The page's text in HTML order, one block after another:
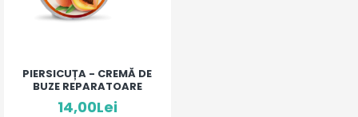
PIERSICUȚA - CREMĂ DE
BUZE REPARATOARE
14,00Lei